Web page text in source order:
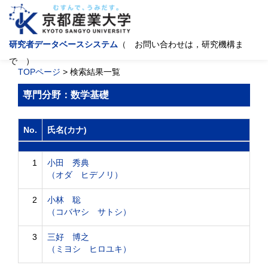
研究者データベースシステム （ お問い合わせは，研究機構ま
で ）
TOPページ > 検索結果一覧
専門分野：数学基礎
No. 氏名(カナ)
1
小田 秀典
（オダ ヒデノリ）
2
小林 聡
（コバヤシ サトシ）
3
三好 博之
（ミヨシ ヒロユキ）